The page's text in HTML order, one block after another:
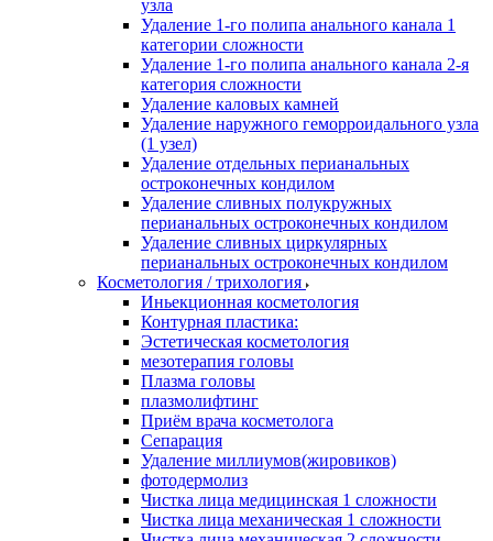
узла
Удаление 1-го полипа анального канала 1
категории сложности
Удаление 1-го полипа анального канала 2-я
категория сложности
Удаление каловых камней
Удаление наружного геморроидального узла
(1 узел)
Удаление отдельных перианальных
остроконечных кондилом
Удаление сливных полукружных
перианальных остроконечных кондилом
Удаление сливных циркулярных
перианальных остроконечных кондилом
Косметология / трихология
Иньекционная косметология
Контурная пластика:
Эстетическая косметология
мезотерапия головы
Плазма головы
плазмолифтинг
Приём врача косметолога
Сепарация
Удаление миллиумов(жировиков)
фотодермолиз
Чистка лица медицинская 1 сложности
Чистка лица механическая 1 сложности